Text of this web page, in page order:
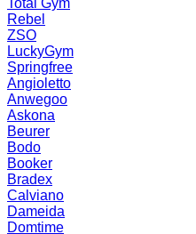
Total Gym
Rebel
ZSO
LuckyGym
Springfree
Angioletto
Anwegoo
Askona
Beurer
Bodo
Booker
Bradex
Calviano
Dameida
Domtime